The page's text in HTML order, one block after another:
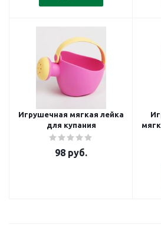
Игрушечная мягкая лейка
для купания
98 руб.